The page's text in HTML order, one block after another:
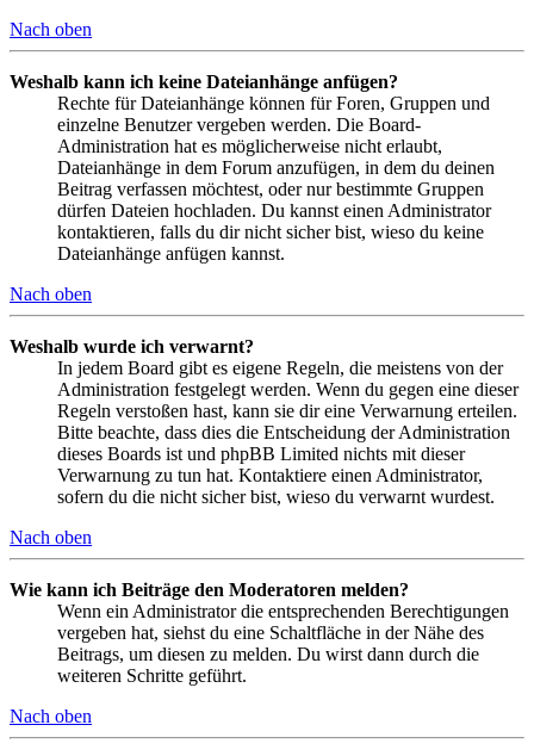
Nach oben
Weshalb kann ich keine Dateianhänge anfügen?
Rechte für Dateianhänge können für Foren, Gruppen und
einzelne Benutzer vergeben werden. Die Board-
Administration hat es möglicherweise nicht erlaubt,
Dateianhänge in dem Forum anzufügen, in dem du deinen
Beitrag verfassen möchtest, oder nur bestimmte Gruppen
dürfen Dateien hochladen. Du kannst einen Administrator
kontaktieren, falls du dir nicht sicher bist, wieso du keine
Dateianhänge anfügen kannst.
Nach oben
Weshalb wurde ich verwarnt?
In jedem Board gibt es eigene Regeln, die meistens von der
Administration festgelegt werden. Wenn du gegen eine dieser
Regeln verstoßen hast, kann sie dir eine Verwarnung erteilen.
Bitte beachte, dass dies die Entscheidung der Administration
dieses Boards ist und phpBB Limited nichts mit dieser
Verwarnung zu tun hat. Kontaktiere einen Administrator,
sofern du die nicht sicher bist, wieso du verwarnt wurdest.
Nach oben
Wie kann ich Beiträge den Moderatoren melden?
Wenn ein Administrator die entsprechenden Berechtigungen
vergeben hat, siehst du eine Schaltfläche in der Nähe des
Beitrags, um diesen zu melden. Du wirst dann durch die
weiteren Schritte geführt.
Nach oben